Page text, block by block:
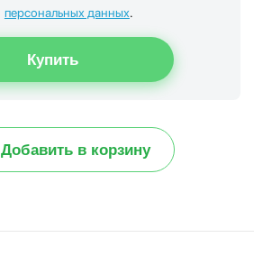
персональных данных.
Добавить в корзину